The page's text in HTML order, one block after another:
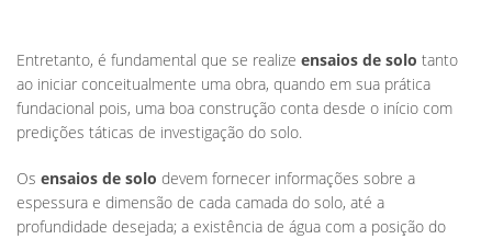
Entretanto, é fundamental que se realize ensaios de solo tanto
ao iniciar conceitualmente uma obra, quando em sua prática
fundacional pois, uma boa construção conta desde o início com
predições táticas de investigação do solo.
Os ensaios de solo devem fornecer informações sobre a
espessura e dimensão de cada camada do solo, até a
profundidade desejada; a existência de água com a posição do